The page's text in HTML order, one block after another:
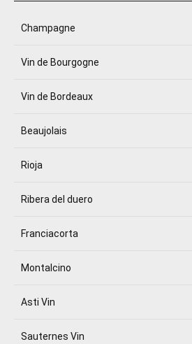
Champagne
Vin de Bourgogne
Vin de Bordeaux
Beaujolais
Rioja
Ribera del duero
Franciacorta
Montalcino
Asti Vin
Sauternes Vin